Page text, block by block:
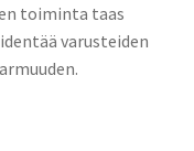
toiminta taas
varusteiden